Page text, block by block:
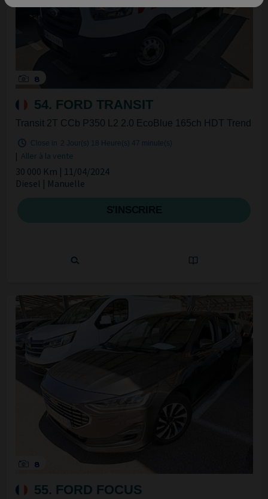
8
54. FORD TRANSIT
Transit 2T CCb P350 L2 2.0 EcoBlue 165ch HDT Trend
Close in 2 Jour(s) 18 Heure(s) 47 minute(s)
| Aller à la vente
30 000 Km | 11/04/2024
Diesel | Manuelle
8
55. FORD FOCUS